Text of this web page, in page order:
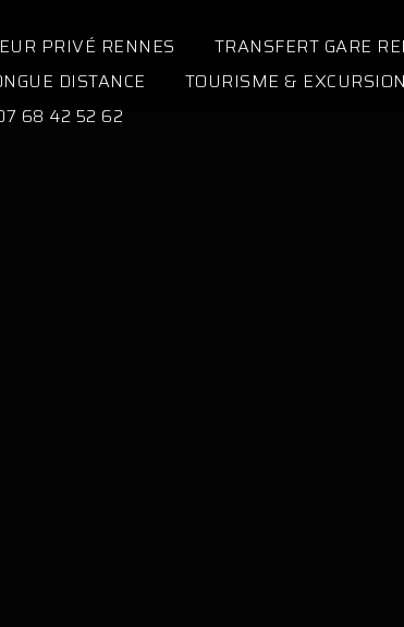
PRIVÉ RENNES
TRANSFERT GARE
DISTANCE
TOURISME &
68 42 52 62